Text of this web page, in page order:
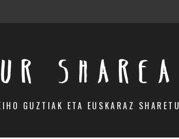
SHAREA
GUZTIAK ETA EUSKARAZ SHARETU